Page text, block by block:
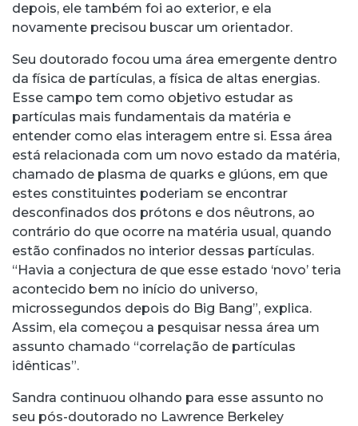
depois, ele também foi ao exterior, e ela
novamente precisou buscar um orientador.
Seu doutorado focou uma área emergente dentro
da física de partículas, a física de altas energias.
Esse campo tem como objetivo estudar as
partículas mais fundamentais da matéria e
entender como elas interagem entre si. Essa área
está relacionada com um novo estado da matéria,
chamado de plasma de quarks e glúons, em que
estes constituintes poderiam se encontrar
desconfinados dos prótons e dos nêutrons, ao
contrário do que ocorre na matéria usual, quando
estão confinados no interior dessas partículas.
“Havia a conjectura de que esse estado ‘novo’ teria
acontecido bem no início do universo,
microssegundos depois do Big Bang”, explica.
Assim, ela começou a pesquisar nessa área um
assunto chamado “correlação de partículas
idênticas”.
Sandra continuou olhando para esse assunto no
seu pós-doutorado no Lawrence Berkeley